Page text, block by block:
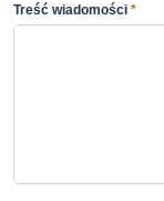
Treść wiadomości *